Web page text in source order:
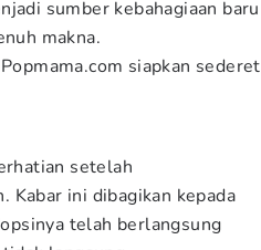
sumber kebahagiaan baru
makna.
siapkan sederet
setelah
Kabar ini dibagikan kepada
telah berlangsung